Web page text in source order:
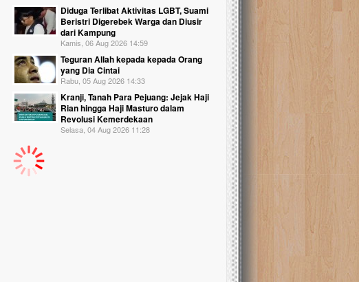
Diduga Terlibat Aktivitas LGBT, Suami
Beristri Digerebek Warga dan Diusir
dari Kampung
Kamis, 06 Aug 2026 14:59
Teguran Allah kepada kepada Orang
yang Dia Cintai
Rabu, 05 Aug 2026 14:33
Kranji, Tanah Para Pejuang: Jejak Haji
Rian hingga Haji Masturo dalam
Revolusi Kemerdekaan
Selasa, 04 Aug 2026 11:28